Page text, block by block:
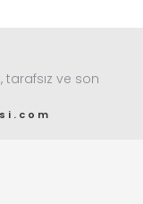
tarafsız ve son